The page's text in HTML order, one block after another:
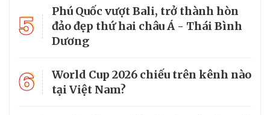
5
Phú Quốc vượt Bali, trở thành hòn
đảo đẹp thứ hai châu Á - Thái Bình
Dương
6
World Cup 2026 chiếu trên kênh nào
tại Việt Nam?